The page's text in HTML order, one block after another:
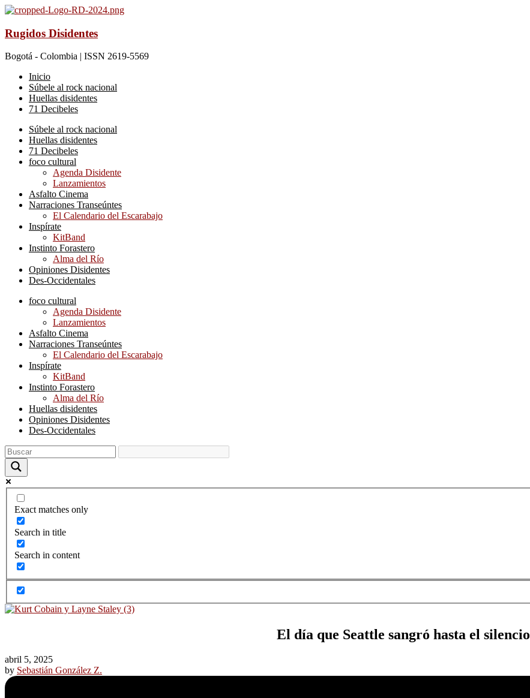
Rugidos Disidentes
Bogotá - Colombia | ISSN 2619-5569
Inicio
Súbele al rock nacional
Huellas disidentes
71 Decibeles
Súbele al rock nacional
Huellas disidentes
71 Decibeles
foco cultural
Agenda Disidente
Lanzamientos
Asfalto Cinema
Narraciones Transeúntes
El Calendario del Escarabajo
Inspírate
KitBand
Instinto Forastero
Alma del Río
Opiniones Disidentes
Des-Occidentales
foco cultural
Agenda Disidente
Lanzamientos
Asfalto Cinema
Narraciones Transeúntes
El Calendario del Escarabajo
Inspírate
KitBand
Instinto Forastero
Alma del Río
Huellas disidentes
Opiniones Disidentes
Des-Occidentales
Exact matches only
Search in title
Search in content
El día que Seattle sangró hasta el silencio
abril 5, 2025
by Sebastián González Z.